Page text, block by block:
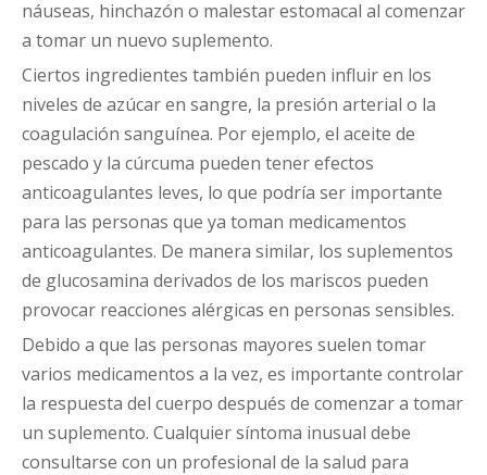
náuseas, hinchazón o malestar estomacal al comenzar
a tomar un nuevo suplemento.
Ciertos ingredientes también pueden influir en los
niveles de azúcar en sangre, la presión arterial o la
coagulación sanguínea. Por ejemplo, el aceite de
pescado y la cúrcuma pueden tener efectos
anticoagulantes leves, lo que podría ser importante
para las personas que ya toman medicamentos
anticoagulantes. De manera similar, los suplementos
de glucosamina derivados de los mariscos pueden
provocar reacciones alérgicas en personas sensibles.
Debido a que las personas mayores suelen tomar
varios medicamentos a la vez, es importante controlar
la respuesta del cuerpo después de comenzar a tomar
un suplemento. Cualquier síntoma inusual debe
consultarse con un profesional de la salud para